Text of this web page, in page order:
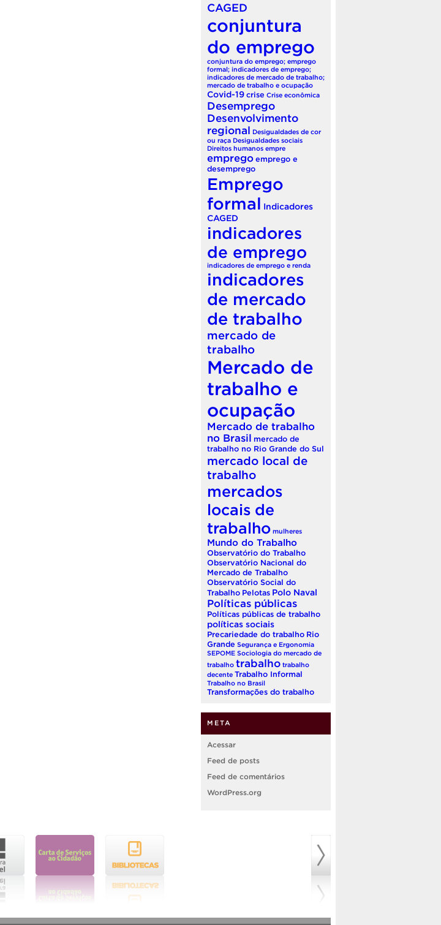
CAGED
conjuntura
do emprego
conjuntura do emprego; emprego
formal; indicadores de emprego;
indicadores de mercado de trabalho;
mercado de trabalho e ocupação
Covid-19 crise Crise econômica
Desemprego
Desenvolvimento
regional Desigualdades de cor
ou raça Desigualdades sociais
Direitos humanos empre
emprego emprego e
desemprego
Emprego
formal Indicadores
CAGED
indicadores
de emprego
indicadores de emprego e renda
indicadores
de mercado
de trabalho
mercado de
trabalho
Mercado de
trabalho e
ocupação
Mercado de trabalho
no Brasil mercado de
trabalho no Rio Grande do Sul
mercado local de
trabalho
mercados
locais de
trabalho mulheres
Mundo do Trabalho
Observatório do Trabalho
Observatório Nacional do
Mercado de Trabalho
Observatório Social do
Trabalho Pelotas Polo Naval
Políticas públicas
Políticas públicas de trabalho
políticas sociais
Precariedade do trabalho Rio
Grande Segurança e Ergonomia
SEPOME Sociologia do mercado de
trabalho trabalho trabalho
decente Trabalho Informal
Trabalho no Brasil
Transformações do trabalho
META
Acessar
Feed de posts
Feed de comentários
WordPress.org